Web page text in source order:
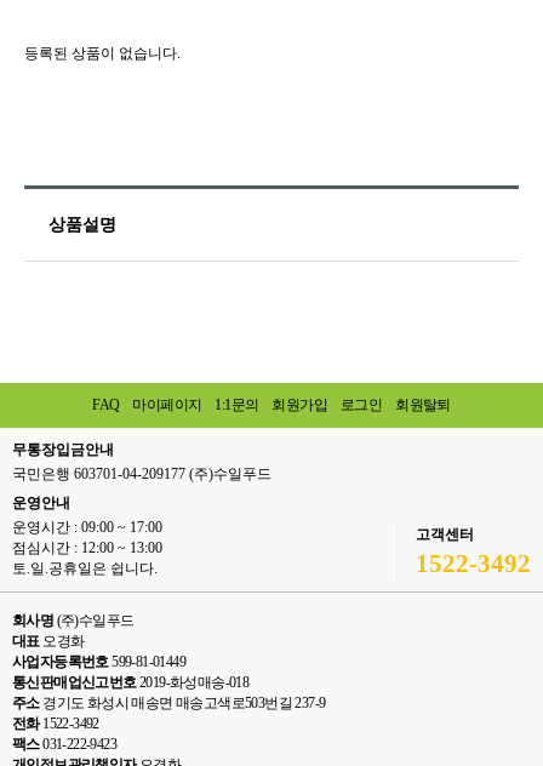
등록된 상품이 없습니다.
상품설명
FAQ 마이페이지 1:1문의 회원가입 로그인 회원탈퇴
무통장입금안내
국민은행 603701-04-209177 (주)수일푸드
운영안내
운영시간 : 09:00 ~ 17:00
점심시간 : 12:00 ~ 13:00
토.일.공휴일은 쉽니다.
고객센터
1522-3492
회사명 (주)수일푸드
대표오경화
사업자등록번호599-81-01449
통신판매업신고번호2019-화성매송-018
주소경기도 화성시 매송면 매송고색로503번길 237-9
전화1522-3492
팩스031-222-9423